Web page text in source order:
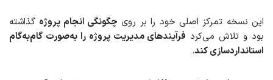
این نسخه تمرکز اصلی خود را بر روی چگونگی انجام پروژه گذاشته
بود و تلاش می‌کرد فرآیندهای مدیریت پروژه را به‌صورت گام‌به‌گام
استانداردسازی کند.